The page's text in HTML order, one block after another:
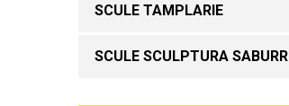
SCULE TAMPLARIE
SCULE SCULPTURA SABURR